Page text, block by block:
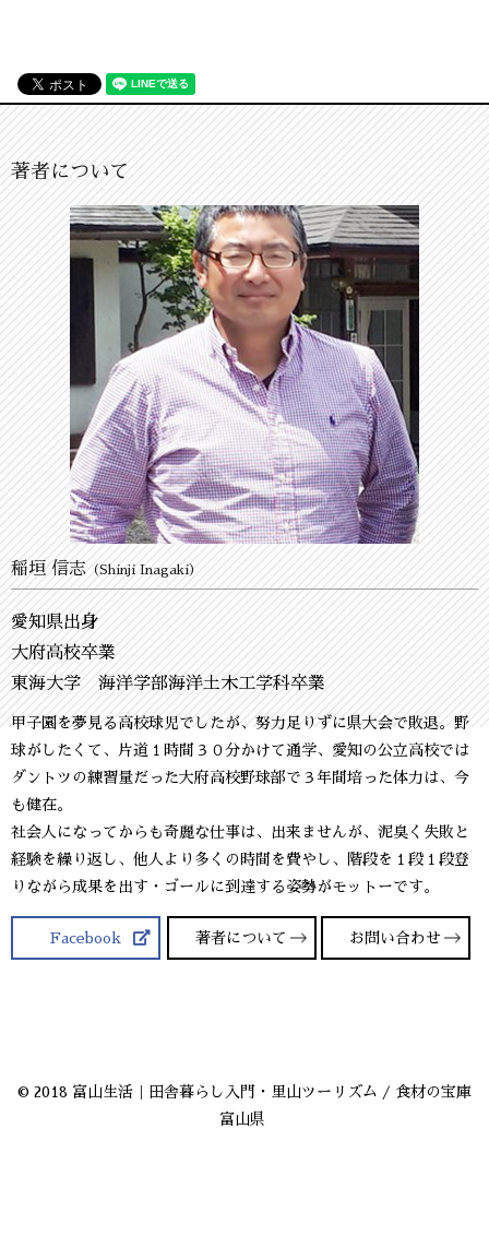
著者について
稲垣 信志（Shinji Inagaki）
愛知県出身
大府高校卒業
東海大学 海洋学部海洋土木工学科卒業
甲子園を夢見る高校球児でしたが、努力足りずに県大会で敗退。野
球がしたくて、片道１時間３０分かけて通学、愛知の公立高校では
ダントツの練習量だった大府高校野球部で３年間培った体力は、今
も健在。
社会人になってからも奇麗な仕事は、出来ませんが、泥臭く失敗と
経験を繰り返し、他人より多くの時間を費やし、階段を１段１段登
りながら成果を出す・ゴールに到達する姿勢がモットーです。
Facebook 著者について お問い合わせ
© 2018 富山生活｜田舎暮らし入門・里山ツーリズム / 食材の宝庫
富山県